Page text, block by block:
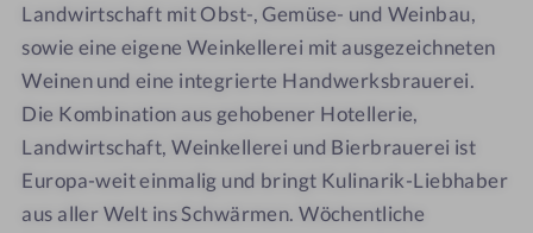
Landwirtschaft mit Obst-, Gemüse- und Weinbau,
sowie eine eigene Weinkellerei mit ausgezeichneten
Weinen und eine integrierte Handwerksbrauerei.
Die Kombination aus gehobener Hotellerie,
Landwirtschaft, Weinkellerei und Bierbrauerei ist
Europa-weit einmalig und bringt Kulinarik-Liebhaber
aus aller Welt ins Schwärmen. Wöchentliche